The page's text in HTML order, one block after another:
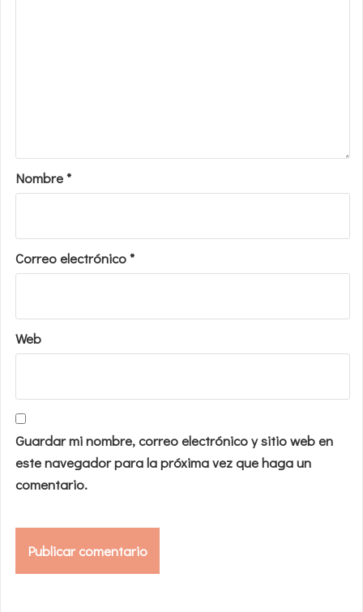
Nombre*
Correo electrónico*
Web
Guardar mi nombre, correo electrónico y sitio web en
este navegador para la próxima vez que haga un
comentario.